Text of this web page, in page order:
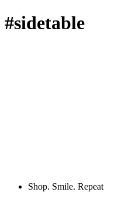
#sidetable
Shop. Smile. Repeat